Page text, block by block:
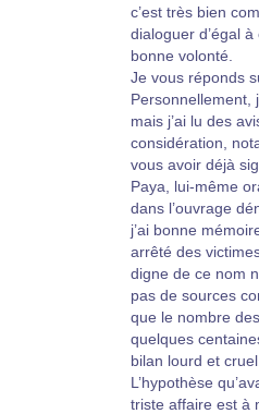
c’est très bien
dialoguer d’égal
bonne volonté.
Je vous réponds
Personnellement,
mais j’ai lu des
considération,
vous avoir déjà
Paya, lui-même
dans l’ouvrage
j’ai bonne
arrêté des
digne de ce nom
pas de sources
que le nombre
quelques
bilan lourd et cruel.
L’hypothèse
triste affaire est à